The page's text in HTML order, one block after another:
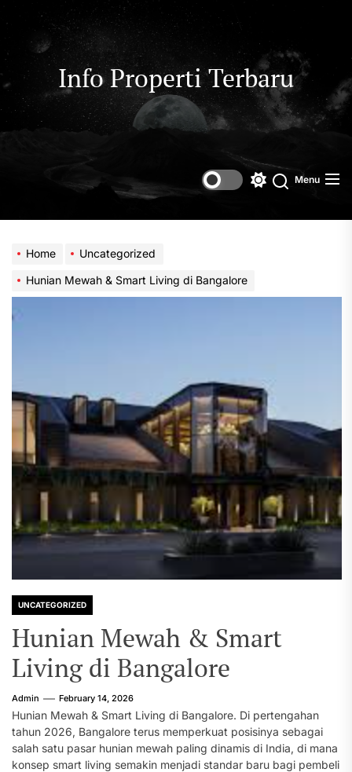
to
content
Info Properti Terbaru
Switch
mode
Menu
Home
Uncategorized
Hunian Mewah & Smart Living di Bangalore
UNCATEGORIZED
Hunian Mewah & Smart
Living di Bangalore
Admin February 14, 2026
Hunian Mewah & Smart Living di Bangalore. Di pertengahan
tahun 2026, Bangalore terus memperkuat posisinya sebagai
salah satu pasar hunian mewah paling dinamis di India, di mana
konsep smart living semakin menjadi standar baru bagi pembeli